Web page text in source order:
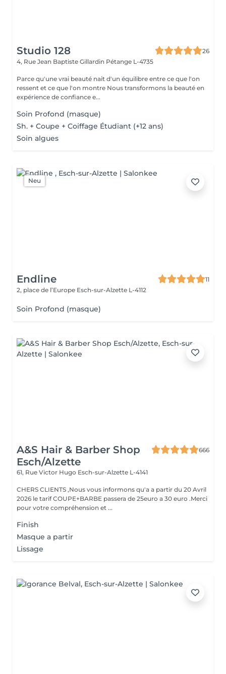
Studio 128
26
4, Rue Jean Baptiste Gillardin Pétange L-4735
Parce qu'une vrai beauté nait d'un équilibre entre ce que l'on
ressent et ce que l'on montre Nous transformons la beauté en
expérience de confiance e...
Soin Profond (masque)
Sh. + Coupe + Coiffage Étudiant (+12 ans)
Soin algues
Neu
Endline
11
2, place de l’Europe Esch-sur-Alzette L-4112
Soin Profond (masque)
A&S Hair & Barber Shop
Esch/Alzette
666
61, Rue Victor Hugo Esch-sur-Alzette L-4141
CHERS CLIENTS ,Nous vous informons qu'a a partir du 20 Avril
2026 le tarif COUPE+BARBE passera de 25euro a 30 euro .Merci
pour votre compréhension et ...
Finish
Masque a partir
Lissage